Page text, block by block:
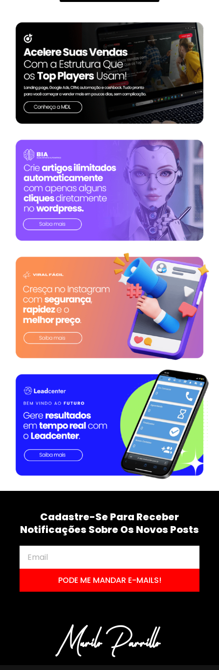
Cadastre-Se Para Receber
Notificações Sobre Os Novos Posts
PODE ME MANDAR E-MAILS!